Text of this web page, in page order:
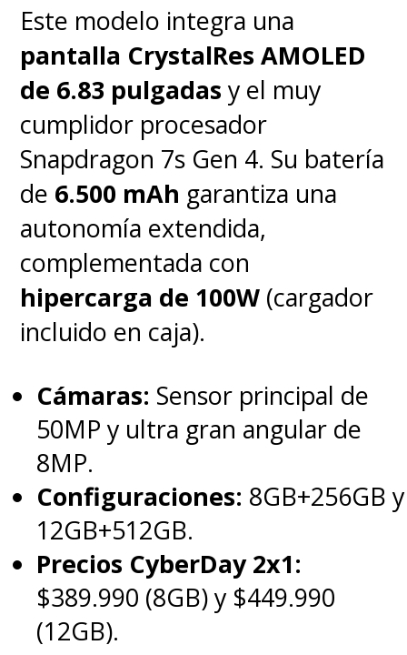
Este modelo integra una
pantalla CrystalRes AMOLED
de 6.83 pulgadas y el muy
cumplidor procesador
Snapdragon 7s Gen 4. Su batería
de 6.500 mAh garantiza una
autonomía extendida,
complementada con
hipercarga de 100W (cargador
incluido en caja).
Cámaras: Sensor principal de
50MP y ultra gran angular de
8MP.
Configuraciones: 8GB+256GB y
12GB+512GB.
Precios CyberDay 2x1:
$389.990 (8GB) y $449.990
(12GB).